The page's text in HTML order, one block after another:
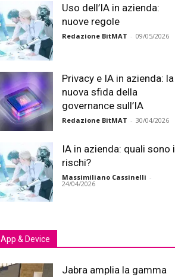
Uso dell’IA in azienda:
nuove regole
Redazione BitMAT - 09/05/2026
Privacy e IA in azienda: la
nuova sfida della
governance sull’IA
Redazione BitMAT - 30/04/2026
IA in azienda: quali sono i
rischi?
Massimiliano Cassinelli -
24/04/2026
App & Device
Jabra amplia la gamma